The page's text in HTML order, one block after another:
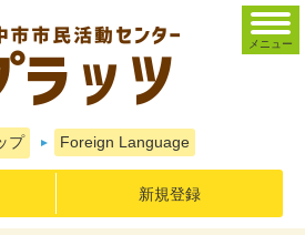
プ Foreign Language
新規登録
メニュー